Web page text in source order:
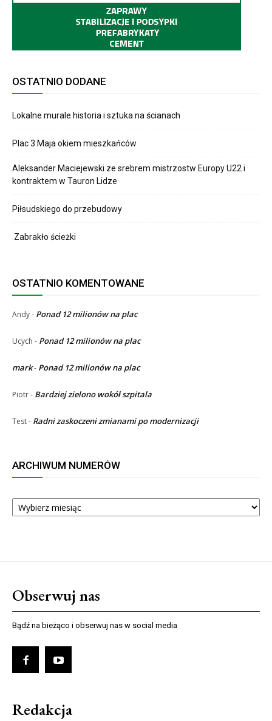
OSTATNIO DODANE
Lokalne murale historia i sztuka na ścianach
Plac 3 Maja okiem mieszkańców
Aleksander Maciejewski ze srebrem mistrzostw Europy U22 i
kontraktem w Tauron Lidze
Piłsudskiego do przebudowy
Zabrakło ścieżki
OSTATNIO KOMENTOWANE
Andy- Ponad 12 milionów na plac
Ucych - Ponad 12 milionów na plac
mark- Ponad 12 milionów na plac
Piotr- Bardziej zielono wokół szpitala
Test- Radni zaskoczeni zmianami po modernizacji
ARCHIWUM NUMERÓW
ARCHIWUM
NUMERÓW
Obserwuj nas
Bądź na bieżąco i obserwuj nas w social media
Redakcja